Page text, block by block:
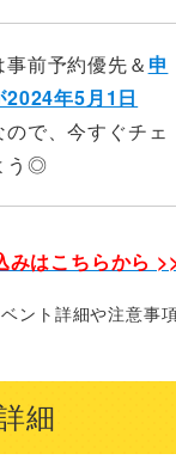
前予約優先＆ 申
2024年5月1日
ので、今すぐチェ
う◎
みはこちらから
ント詳細や注意事
細